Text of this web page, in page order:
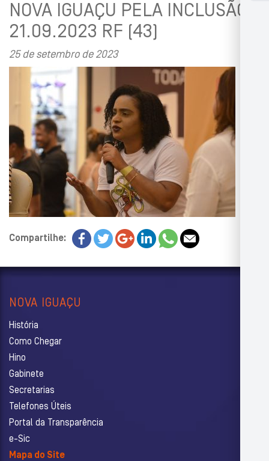
NOVA IGUAÇU PELA INCLUSÃO
21.09.2023 RF (43)
25 de setembro de 2023
Compartilhe:
NOVA IGUAÇU
História
Como Chegar
Hino
Gabinete
Secretarias
Telefones Úteis
Portal da Transparência
e-Sic
Mapa do Site